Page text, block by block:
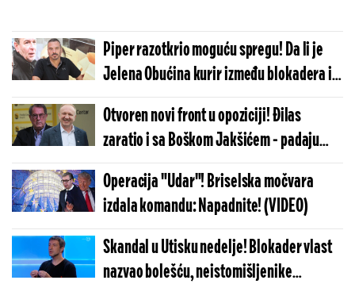
Piper razotkrio moguću spregu! Da li je
Jelena Obućina kurir između blokadera i
opozicije?! (VIDEO)
Otvoren novi front u opoziciji! Đilas
zaratio i sa Boškom Jakšićem - padaju
teške optužbe
Operacija "Udar"! Briselska močvara
izdala komandu: Napadnite! (VIDEO)
Skandal u Utisku nedelje! Blokader vlast
nazvao bolešću, neistomišljenike